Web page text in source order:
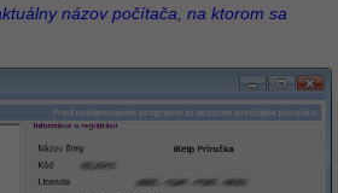
názov počítača, na ktorom sa